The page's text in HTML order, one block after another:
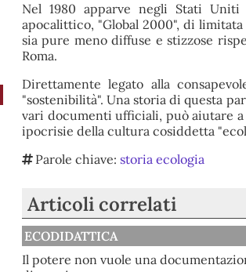
Nel 1980 apparve negli Stati Uniti
apocalittico, "Global 2000", di
sia pure meno diffuse e stizzose
Roma.
Direttamente legato alla
"sostenibilità". Una storia di questa
vari documenti ufficiali, può aiutare
ipocrisie della cultura cosiddetta
Parole chiave:storia ecologia
Articoli correlati
ECODIDATTICA
Il potere non vuole una